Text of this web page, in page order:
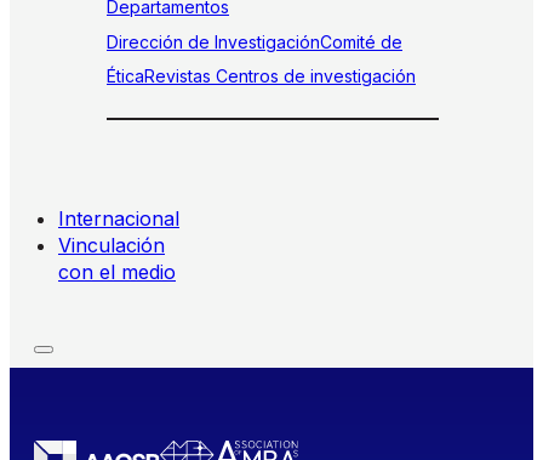
Departamentos
Dirección de InvestigaciónComité de
ÉticaRevistas Centros de investigación
Internacional
Vinculación
con el medio